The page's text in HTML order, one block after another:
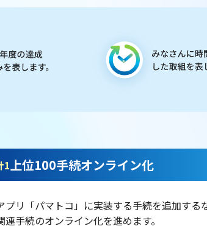
1上位100手続オンライン化
プリ「パマトコ」に実装する手続を追加する
連手続のオンライン化を進めます。